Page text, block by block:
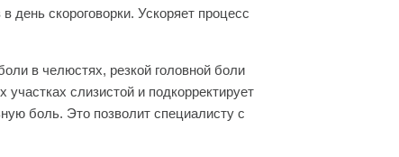
день скороговорки. Ускоряет процесс
в челюстях, резкой головной боли
слизистой и подкорректирует
боль. Это позволит специалисту с